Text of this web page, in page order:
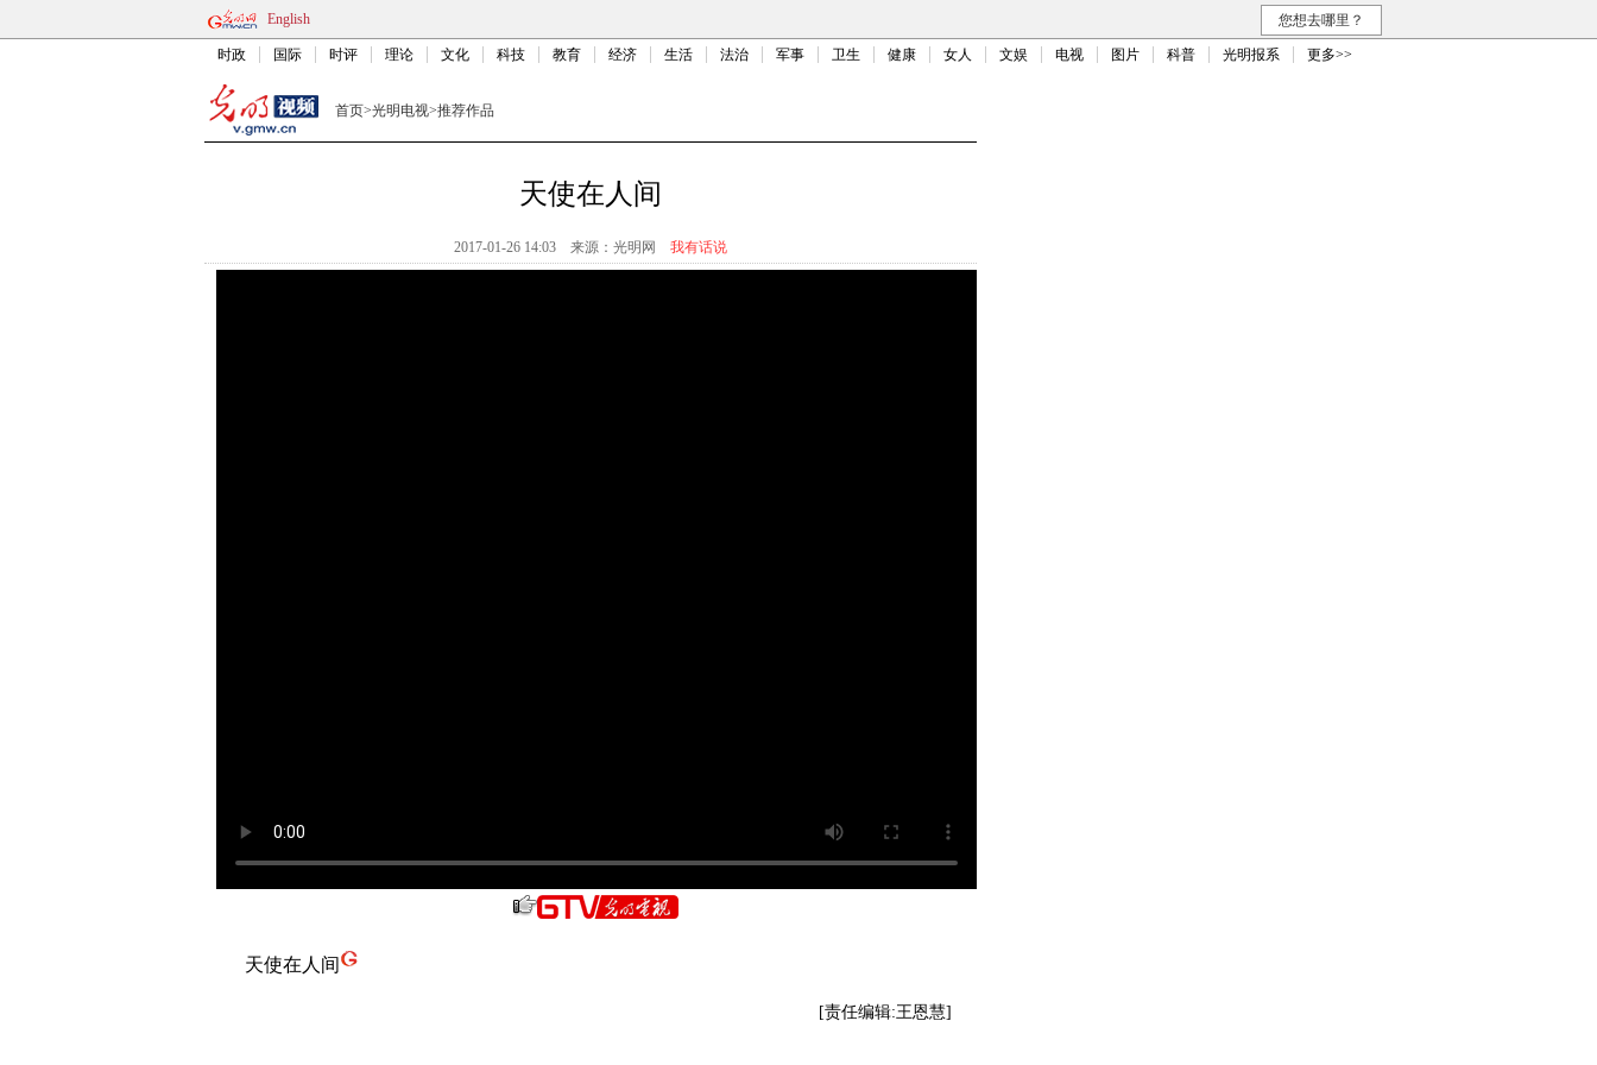
English 您想去哪里？
时政 国际 时评 理论 文化 科技 教育 经济 生活 法治 军事 卫生 健康 女人 文娱 电视 图片 科普 光明报系 更多>>
首页>光明电视>推荐作品
天使在人间
2017-01-26 14:03 来源： 光明网 我有话说
天使在人间
[责任编辑:王恩慧]